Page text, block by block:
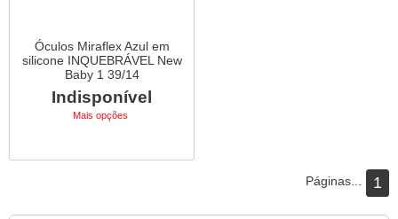
Óculos Miraflex Azul em
silicone INQUEBRÁVEL New
Baby 1 39/14
Indisponível
Mais opções
Páginas... 1